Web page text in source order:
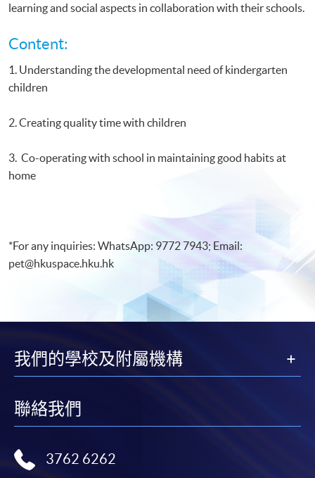
learning and social aspects in collaboration with their schools.
Content:
1. Understanding the developmental need of kindergarten
children
2. Creating quality time with children
3. Co-operating with school in maintaining good habits at
home
*For any inquiries: WhatsApp: 9772 7943; Email:
pet@hkuspace.hku.hk
我們的學校及附屬機構
聯絡我們
3762 6262